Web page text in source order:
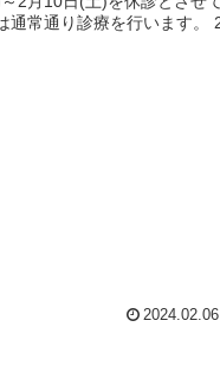
2024.02.06